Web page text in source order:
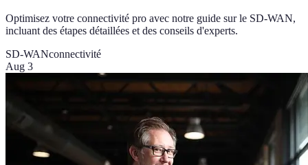
Optimisez votre connectivité pro avec notre guide sur le SD-WAN,
incluant des étapes détaillées et des conseils d'experts.
SD-WANconnectivité
Aug 3